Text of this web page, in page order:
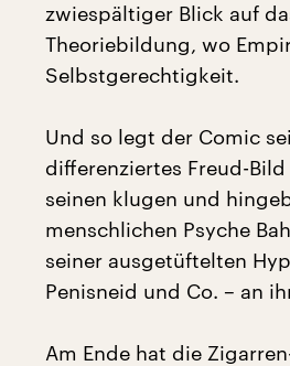
zwiespältiger Blick auf
Theoriebildung, wo
Selbstgerechtigkeit.
Und so legt der Comic
differenziertes Freud-
seinen klugen und
menschlichen Psyche
seiner ausgetüftelten
Penisneid und Co. – an
Am Ende hat die